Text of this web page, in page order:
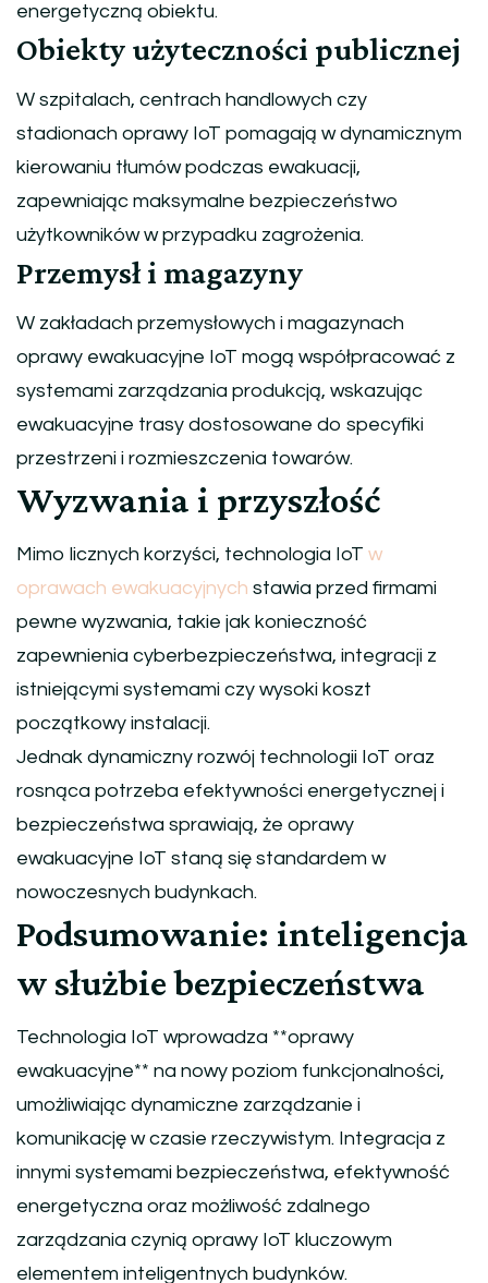
energetyczną obiektu.
Obiekty użyteczności publicznej
W szpitalach, centrach handlowych czy
stadionach oprawy IoT pomagają w dynamicznym
kierowaniu tłumów podczas ewakuacji,
zapewniając maksymalne bezpieczeństwo
użytkowników w przypadku zagrożenia.
Przemysł i magazyny
W zakładach przemysłowych i magazynach
oprawy ewakuacyjne IoT mogą współpracować z
systemami zarządzania produkcją, wskazując
ewakuacyjne trasy dostosowane do specyfiki
przestrzeni i rozmieszczenia towarów.
Wyzwania i przyszłość
Mimo licznych korzyści, technologia IoT w
oprawach ewakuacyjnych stawia przed firmami
pewne wyzwania, takie jak konieczność
zapewnienia cyberbezpieczeństwa, integracji z
istniejącymi systemami czy wysoki koszt
początkowy instalacji.
Jednak dynamiczny rozwój technologii IoT oraz
rosnąca potrzeba efektywności energetycznej i
bezpieczeństwa sprawiają, że oprawy
ewakuacyjne IoT staną się standardem w
nowoczesnych budynkach.
Podsumowanie: inteligencja
w służbie bezpieczeństwa
Technologia IoT wprowadza **oprawy
ewakuacyjne** na nowy poziom funkcjonalności,
umożliwiając dynamiczne zarządzanie i
komunikację w czasie rzeczywistym. Integracja z
innymi systemami bezpieczeństwa, efektywność
energetyczna oraz możliwość zdalnego
zarządzania czynią oprawy IoT kluczowym
elementem inteligentnych budynków.